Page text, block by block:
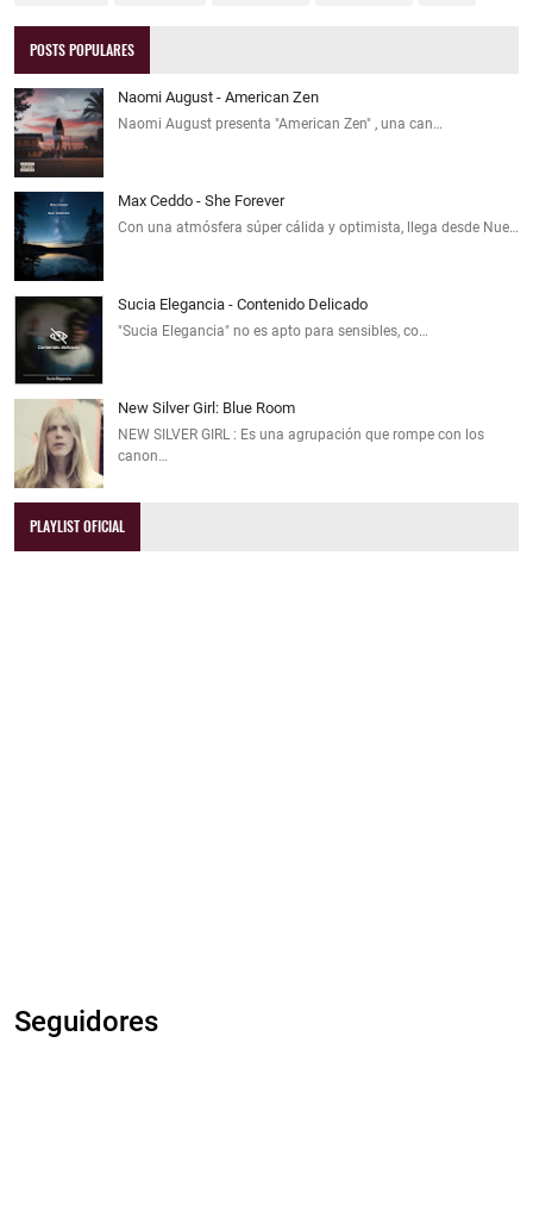
POSTS POPULARES
Naomi August - American Zen
Naomi August presenta "American Zen" , una can…
Max Ceddo - She Forever
Con una atmósfera súper cálida y optimista, llega desde Nue…
Sucia Elegancia - Contenido Delicado
"Sucia Elegancia" no es apto para sensibles, co…
New Silver Girl: Blue Room
NEW SILVER GIRL : Es una agrupación que rompe con los
canon…
PLAYLIST OFICIAL
Seguidores